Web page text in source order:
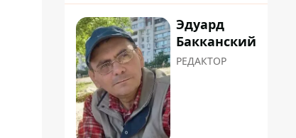
Эдуард
Бакканский
РЕДАКТОР